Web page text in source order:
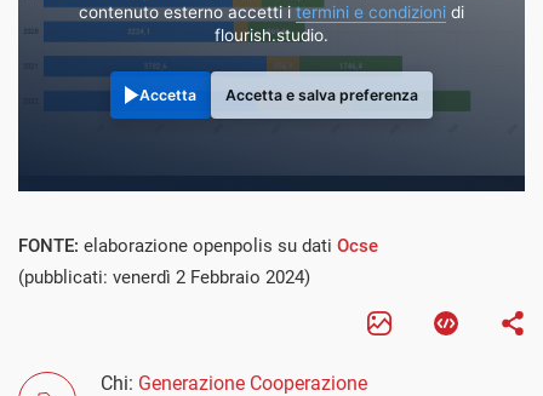
contenuto esterno accetti itermini e condizioni di
flourish.studio.
Accetta Accetta e salva preferenza
FONTE: elaborazione openpolis su dati Ocse
(pubblicati: venerdì 2 Febbraio 2024)
Chi: Generazione Cooperazione